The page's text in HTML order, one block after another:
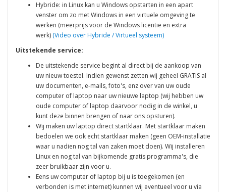
Hybride: in Linux kan u Windows opstarten in een apart
venster om zo met Windows in een virtuele omgeving te
werken (meerprijs voor de Windows licentie en extra
werk) (Video over Hybride / Virtueel systeem)
Uitstekende service:
De uitstekende service begint al direct bij de aankoop van
uw nieuw toestel. Indien gewenst zetten wij geheel GRATIS al
uw documenten, e-mails, foto's, enz over van uw oude
computer of laptop naar uw nieuwe laptop (wij hebben uw
oude computer of laptop daarvoor nodig in de winkel, u
kunt deze binnen brengen of naar ons opsturen).
Wij maken uw laptop direct startklaar. Met startklaar maken
bedoelen we ook echt startklaar maken (geen OEM-installatie
waar u nadien nog tal van zaken moet doen). Wij installeren
Linux en nog tal van bijkomende gratis programma's, die
zeer bruikbaar zijn voor u.
Eens uw computer of laptop bij u is toegekomen (en
verbonden is met internet) kunnen wij eventueel voor u via